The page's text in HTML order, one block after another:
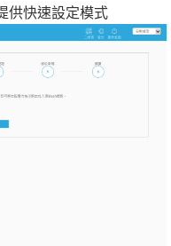
供快速設定模式